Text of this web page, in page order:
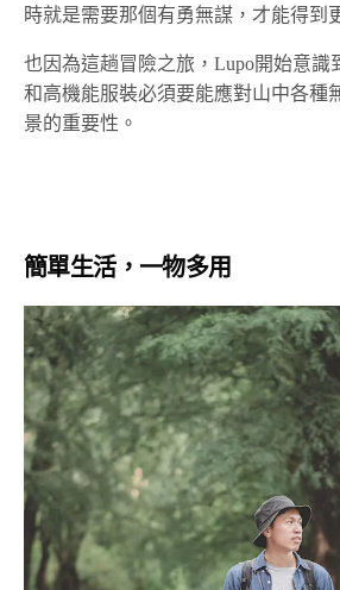
時就是需要那個有勇無謀，才能得到
也因為這趟冒險之旅，Lupo開始意識
和高機能服裝必須要能應對山中各種
景的重要性。
簡單生活，一物多用